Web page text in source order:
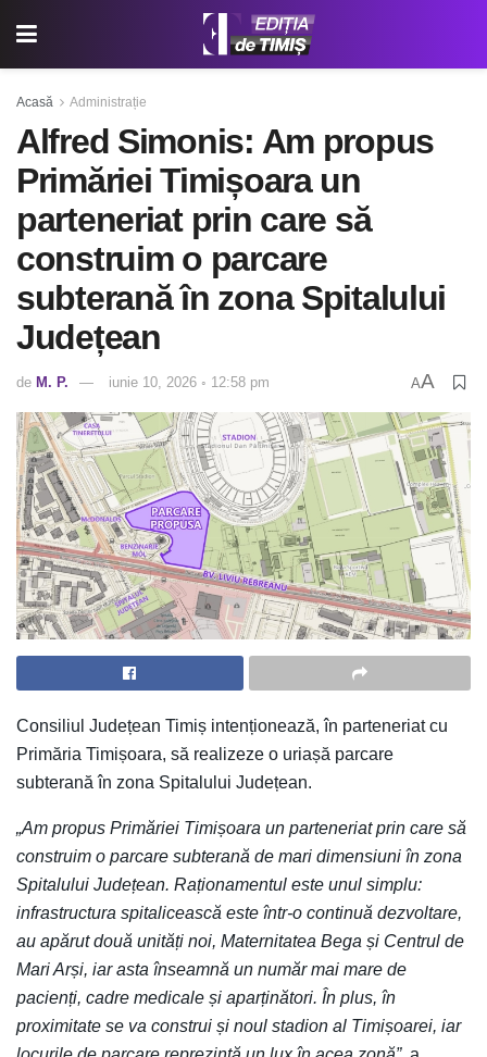
Acasă Administrație
Alfred Simonis: Am propus
Primăriei Timișoara un
parteneriat prin care să
construim o parcare
subterană în zona Spitalului
Județean
de M. P. iunie 10, 2026 ◦ 12:58 pm AA
Consiliul Județean Timiș intenționează, în parteneriat cu
Primăria Timișoara, să realizeze o uriașă parcare
subterană în zona Spitalului Județean.
„Am propus Primăriei Timișoara un parteneriat prin care să
construim o parcare subterană de mari dimensiuni în zona
Spitalului Județean. Raționamentul este unul simplu:
infrastructura spitalicească este într-o continuă dezvoltare,
au apărut două unități noi, Maternitatea Bega și Centrul de
Mari Arși, iar asta înseamnă un număr mai mare de
pacienți, cadre medicale și aparținători. În plus, în
proximitate se va construi și noul stadion al Timișoarei, iar